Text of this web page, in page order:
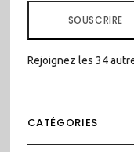
SOUSCRIRE
Rejoignez les 34
CATÉGORIES